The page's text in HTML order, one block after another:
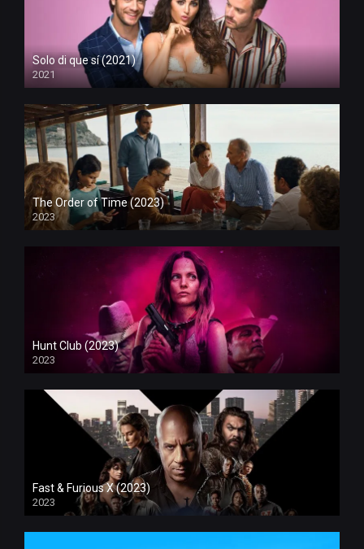
Solo di que sí (2021)
2021
The Order of Time (2023)
2023
Hunt Club (2023)
2023
Fast & Furious X (2023)
2023